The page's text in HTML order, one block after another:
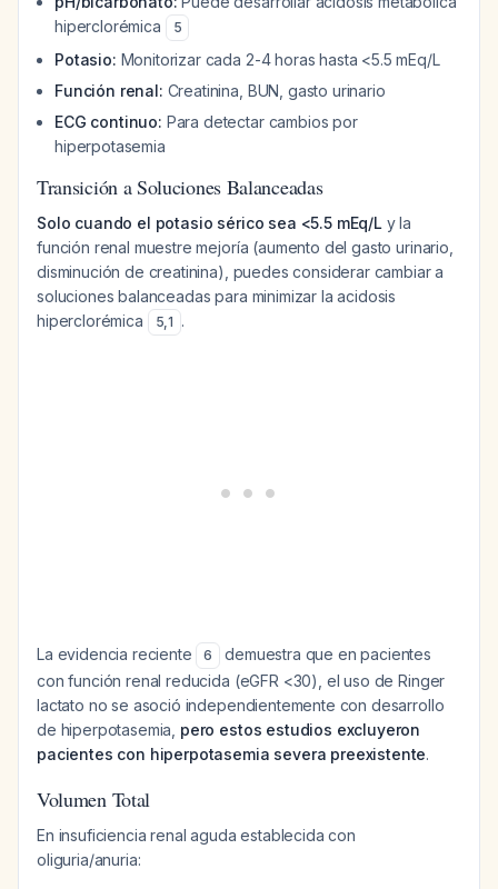
hiperclorémica
5
Potasio: Monitorizar cada 2-4 horas hasta <5.5 mEq/L
Función renal: Creatinina, BUN, gasto urinario
ECG continuo: Para detectar cambios por
hiperpotasemia
Transición a Soluciones Balanceadas
Solo cuando el potasio sérico sea <5.5 mEq/L y la
función renal muestre mejoría (aumento del gasto urinario,
disminución de creatinina), puedes considerar cambiar a
soluciones balanceadas para minimizar la acidosis
hiperclorémica
5,1 .
La evidencia reciente 6
demuestra que en pacientes
con función renal reducida (eGFR <30), el uso de Ringer
lactato no se asoció independientemente con desarrollo
de hiperpotasemia, pero estos estudios excluyeron
pacientes con hiperpotasemia severa preexistente.
Volumen Total
En insuficiencia renal aguda establecida con
oliguria/anuria: